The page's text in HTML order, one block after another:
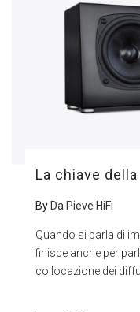
La chiave
By Da Pieve HiFi
Quando si parla di
finisce anche per
collocazione dei